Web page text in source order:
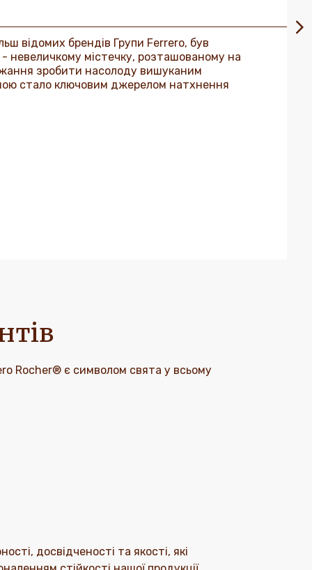
відомих брендів Групи Ferrero, був
- невеличкому містечку, розташованому на
зробити насолоду вишуканим
стало ключовим джерелом натхнення
Rocher® є символом свята у всьому
досвідченості та якості, які